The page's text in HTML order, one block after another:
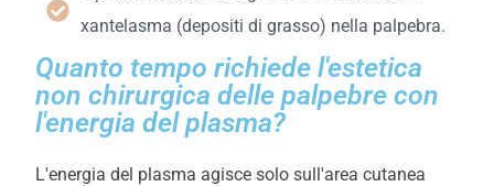
xantelasma (depositi di grasso) nella palpebra.
Quanto tempo richiede l'estetica
non chirurgica delle palpebre con
l'energia del plasma?
L'energia del plasma agisce solo sull'area cutanea